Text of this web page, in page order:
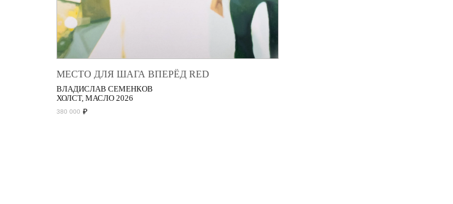
МЕСТО ДЛЯ ШАГА ВПЕРЁД RED
ВЛАДИСЛАВ СЕМЕНКОВ
ХОЛСТ, МАСЛО 2026
380 000 ₽